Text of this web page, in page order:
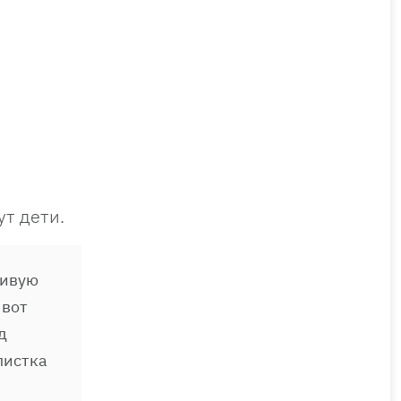
дети.